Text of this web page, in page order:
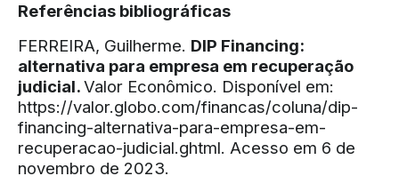
Referências bibliográficas
FERREIRA, Guilherme. DIP Financing:
alternativa para empresa em recuperação
judicial.Valor Econômico. Disponível em:
https://valor.globo.com/financas/coluna/dip-
financing-alternativa-para-empresa-em-
recuperacao-judicial.ghtml. Acesso em 6 de
novembro de 2023.